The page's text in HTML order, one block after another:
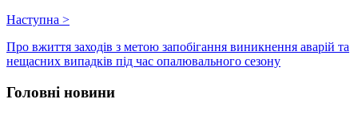
Наступна >
Про вжиття заходів з метою запобігання виникнення аварій та
нещасних випадків під час опалювального сезону
Головні новини